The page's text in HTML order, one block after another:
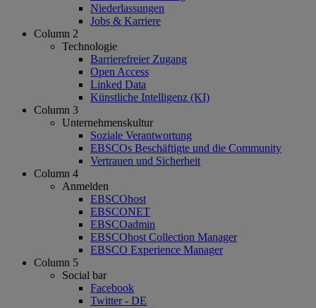
Niederlassungen
Jobs & Karriere
Column 2
Technologie
Barrierefreier Zugang
Open Access
Linked Data
Künstliche Intelligenz (KI)
Column 3
Unternehmenskultur
Soziale Verantwortung
EBSCOs Beschäftigte und die Community
Vertrauen und Sicherheit
Column 4
Anmelden
EBSCOhost
EBSCONET
EBSCOadmin
EBSCOhost Collection Manager
EBSCO Experience Manager
Column 5
Social bar
Facebook
Twitter - DE